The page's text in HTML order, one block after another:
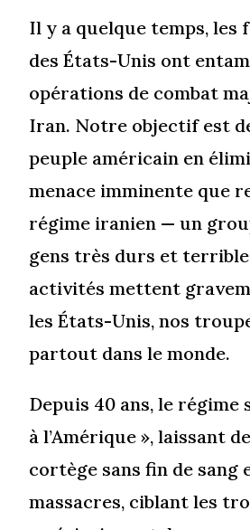
Il y a quelque temps, les
des États-Unis ont
opérations de combat
Iran. Notre objectif est
peuple américain en
menace imminente que
régime iranien — un
gens très durs et
activités mettent
les États-Unis, nos
partout dans le monde.
Depuis 40 ans, le régime
à l’Amérique », laissant
cortège sans fin de sang
massacres, ciblant les